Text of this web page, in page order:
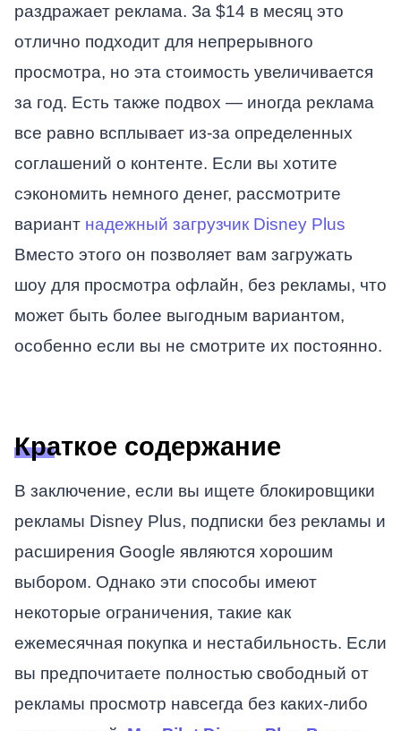
раздражает реклама. За $14 в месяц это
отлично подходит для непрерывного
просмотра, но эта стоимость увеличивается
за год. Есть также подвох — иногда реклама
все равно всплывает из-за определенных
соглашений о контенте. Если вы хотите
сэкономить немного денег, рассмотрите
вариант надежный загрузчик Disney Plus
Вместо этого он позволяет вам загружать
шоу для просмотра офлайн, без рекламы, что
может быть более выгодным вариантом,
особенно если вы не смотрите их постоянно.
Краткое содержание
В заключение, если вы ищете блокировщики
рекламы Disney Plus, подписки без рекламы и
расширения Google являются хорошим
выбором. Однако эти способы имеют
некоторые ограничения, такие как
ежемесячная покупка и нестабильность. Если
вы предпочитаете полностью свободный от
рекламы просмотр навсегда без каких-либо